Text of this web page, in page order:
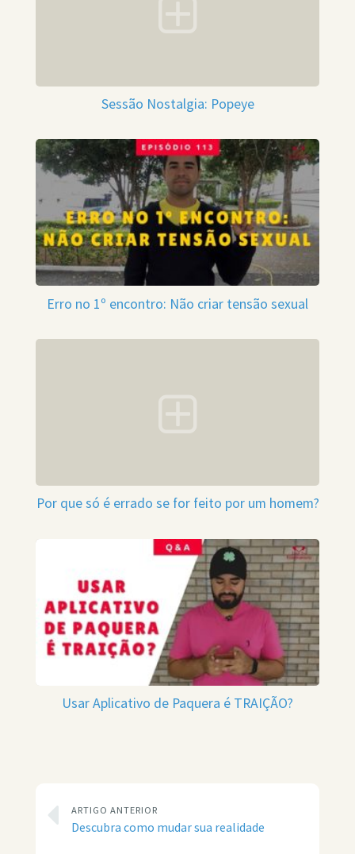
Sessão Nostalgia: Popeye
Erro no 1º encontro: Não criar tensão sexual
Por que só é errado se for feito por um homem?
Usar Aplicativo de Paquera é TRAIÇÃO?
ARTIGO ANTERIOR
Descubra como mudar sua realidade